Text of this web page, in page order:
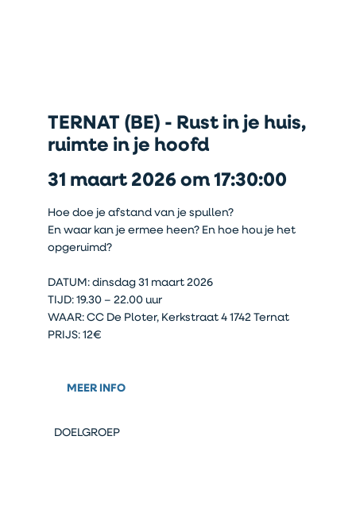
TERNAT (BE) - Rust in je huis,
ruimte in je hoofd
31 maart 2026 om 17:30:00
Hoe doe je afstand van je spullen?
En waar kan je ermee heen? En hoe hou je het
opgeruimd?
DATUM: dinsdag 31 maart 2026
TIJD: 19.30 – 22.00 uur
WAAR: CC De Ploter, Kerkstraat 4 1742 Ternat
PRIJS: 12€
MEER INFO
DOELGROEP